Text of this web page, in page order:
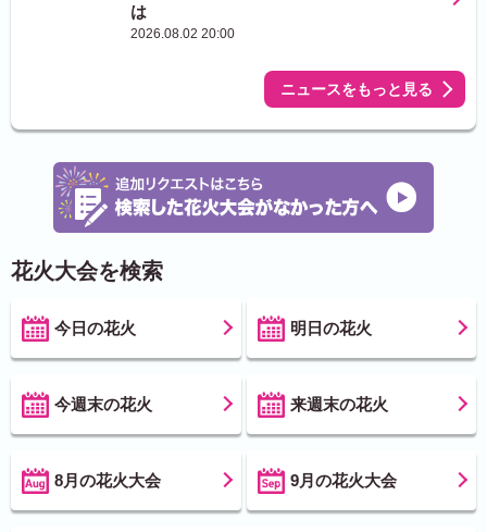
は
2026.08.02 20:00
ニュースをもっと見る
花火大会を検索
今日の花火 明日の花火
今週末の花火 来週末の花火
8月の花火大会 9月の花火大会